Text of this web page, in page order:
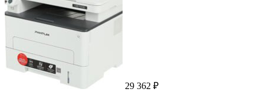
29 362 ₽